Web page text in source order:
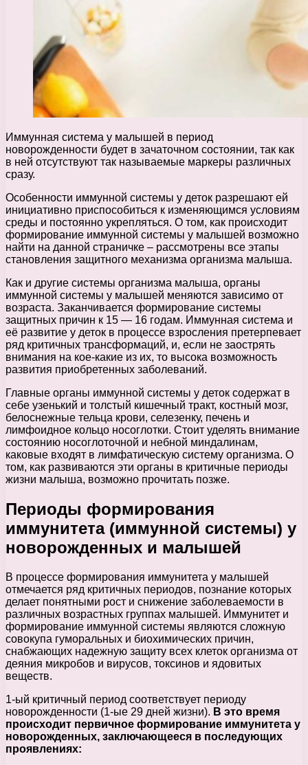
Иммунная система у малышей в период
новорожденности будет в зачаточном состоянии, так как
в ней отсутствуют так называемые маркеры различных
сразу.
Особенности иммунной системы у деток разрешают ей
инициативно приспособиться к изменяющимся условиям
среды и постоянно укрепляться. О том, как происходит
формирование иммунной системы у малышей возможно
найти на данной страничке – рассмотрены все этапы
становления защитного механизма организма малыша.
Как и другие системы организма малыша, органы
иммунной системы у малышей меняются зависимо от
возраста. Заканчивается формирование системы
защитных причин к 15 — 16 годам. Иммунная система и
её развитие у деток в процессе взросления претерпевает
ряд критичных трансформаций, и, если не заострять
внимания на кое-какие из их, то высока возможность
развития приобретенных заболеваний.
Главные органы иммунной системы у деток содержат в
себе узенький и толстый кишечный тракт, костный мозг,
белоснежные тельца крови, селезенку, печень и
лимфоидное кольцо носоглотки. Стоит уделять внимание
состоянию носоглоточной и небной миндалинам,
каковые входят в лимфатическую систему организма. О
том, как развиваются эти органы в критичные периоды
жизни малыша, возможно прочитать позже.
Периоды формирования
иммунитета (иммунной системы) у
новорожденных и малышей
В процессе формирования иммунитета у малышей
отмечается ряд критичных периодов, познание которых
делает понятными рост и снижение заболеваемости в
различных возрастных группах малышей. Иммунитет и
формирование иммунной системы являются сложную
совокупа гуморальных и биохимических причин,
снабжающих надежную защиту всех клеток организма от
деяния микробов и вирусов, токсинов и ядовитых
веществ.
1-ый критичный период соответствует периоду
новорожденности (1-ые 29 дней жизни). В это время
происходит первичное формирование иммунитета у
новорожденных, заключающееся в последующих
проявлениях: